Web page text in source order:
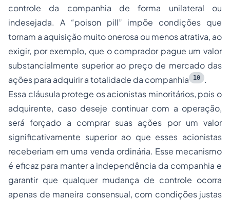
controle da companhia de forma unilateral ou
indesejada. A “poison pill” impõe condições que
tornam a aquisição muito onerosa ou menos atrativa, ao
exigir, por exemplo, que o comprador pague um valor
substancialmente superior ao preço de mercado das
ações para adquirir a totalidade da companhia
10
.
Essa cláusula protege os acionistas minoritários, pois o
adquirente, caso deseje continuar com a operação,
será forçado a comprar suas ações por um valor
significativamente superior ao que esses acionistas
receberiam em uma venda ordinária. Esse mecanismo
é eficaz para manter a independência da companhia e
garantir que qualquer mudança de controle ocorra
apenas de maneira consensual, com condições justas